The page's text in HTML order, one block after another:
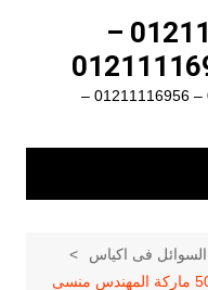
تعبئة وتغليف 01211116954 –
ماكينات التعبئة و التغليف 01211116954 – 01211116956 –